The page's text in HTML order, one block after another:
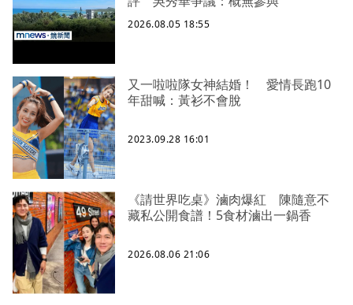
2026.08.05 18:55
又一啦啦隊女神結婚！ 愛情長跑10
年甜喊：黃衫不會脫
2023.09.28 16:01
《請世界吃桌》滷肉爆紅 陳隨意不
藏私公開食譜！5食材滷出一鍋香
2026.08.06 21:06